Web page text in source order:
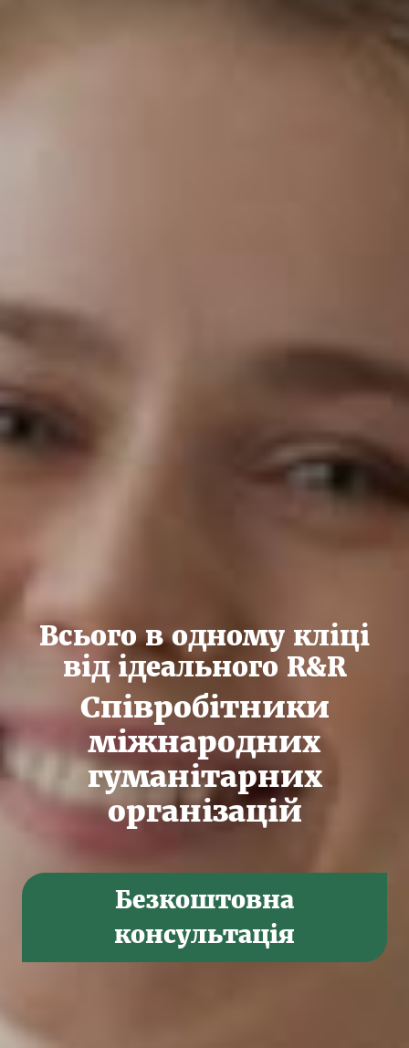
Всього в одному кліці
від ідеального R&R
Співробітники
міжнародних
гуманітарних
організацій
Безкоштовна
консультація